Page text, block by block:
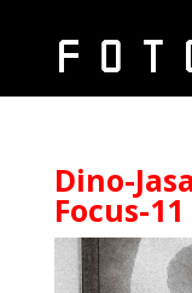
Dino-
Focus-11